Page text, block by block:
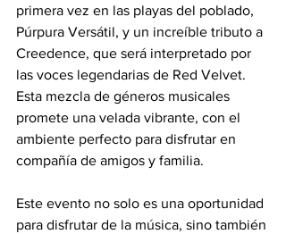
primera vez en las playas del poblado,
Púrpura Versátil, y un increíble tributo a
Creedence, que será interpretado por
las voces legendarias de Red Velvet.
Esta mezcla de géneros musicales
promete una velada vibrante, con el
ambiente perfecto para disfrutar en
compañía de amigos y familia.
Este evento no solo es una oportunidad
para disfrutar de la música, sino también